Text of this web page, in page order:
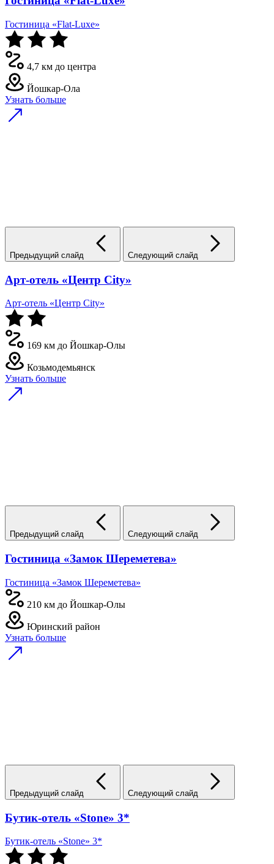
Гостиница «Flat-Luxe»
4,7 км до центра
Йошкар-Ола
Узнать больше
Предыдущий слайд Следующий слайд
Арт-отель «Центр City»
Арт-отель «Центр City»
169 км до Йошкар-Олы
Козьмодемьянск
Узнать больше
Предыдущий слайд Следующий слайд
Гостиница «Замок Шереметева»
Гостиница «Замок Шереметева»
210 км до Йошкар-Олы
Юринский район
Узнать больше
Предыдущий слайд Следующий слайд
Бутик-отель «Stone» 3*
Бутик-отель «Stone» 3*